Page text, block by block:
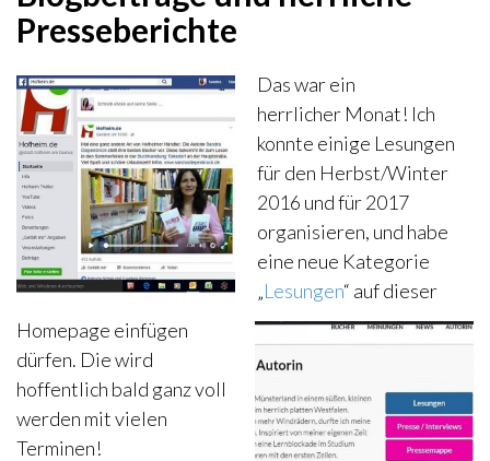
Presseberichte
Das war ein
herrlicher Monat! Ich
konnte einige Lesungen
für den Herbst/Winter
2016 und für 2017
organisieren, und habe
eine neue Kategorie
„Lesungen“ auf dieser
Homepage einfügen
dürfen. Die wird
hoffentlich bald ganz voll
werden mit vielen
Terminen!